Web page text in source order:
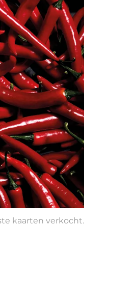
kaarten verkocht.